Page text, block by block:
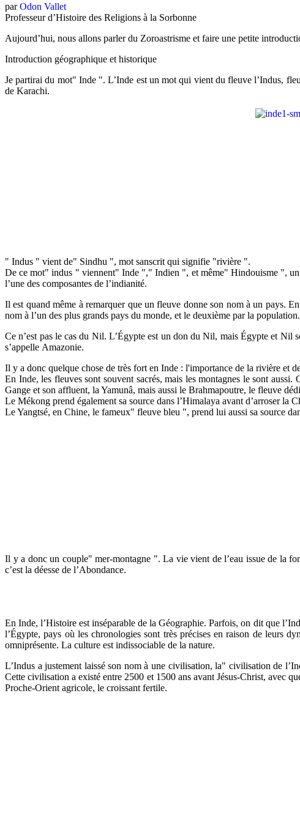
parOdon Vallet
Professeur d’Histoire des Religions à la Sorbonne
Aujourd’hui, nous allons parler du Zoroastrisme et faire une petite
Introduction géographique et historique
Je partirai du mot" Inde ". L’Inde est un mot qui vient du fleuve l’Indus,
de Karachi.
" Indus " vient de" Sindhu ", mot sanscrit qui signifie "rivière ".
De ce mot" indus " viennent" Inde "," Indien ", et même" Hindouisme ", un
l’une des composantes de l’indianité.
Il est quand même à remarquer que un fleuve donne son nom à un pays.
nom à l’un des plus grands pays du monde, et le deuxième par la population.
Ce n’est pas le cas du Nil. L’Égypte est un don du Nil, mais Égypte et Nil
s’appelle Amazonie.
Il y a donc quelque chose de très fort en Inde : l'importance de la rivière et
En Inde, les fleuves sont souvent sacrés, mais les montagnes le sont
Gange et son affluent, la Yamunâ, mais aussi le Brahmapoutre, le fleuve
Le Mékong prend également sa source dans l’Himalaya avant d’arroser
Le Yangtsé, en Chine, le fameux" fleuve bleu ", prend lui aussi sa source
Il y a donc un couple" mer-montagne ". La vie vient de l’eau issue de la
c’est la déesse de l’Abondance.
En Inde, l’Histoire est inséparable de la Géographie. Parfois, on dit que
l’Égypte, pays où les chronologies sont très précises en raison de leurs
omniprésente. La culture est indissociable de la nature.
L’Indus a justement laissé son nom à une civilisation, la" civilisation de
Cette civilisation a existé entre 2500 et 1500 ans avant Jésus-Christ, avec
Proche-Orient agricole, le croissant fertile.